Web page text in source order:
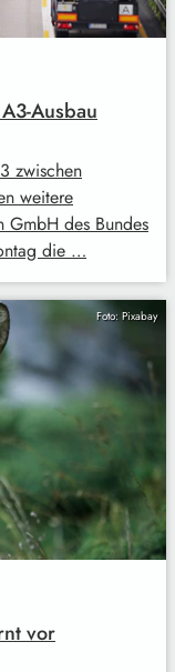
Ausbau
zwischen
weitere
des Bundes
die …
Foto: Pixabay
vor